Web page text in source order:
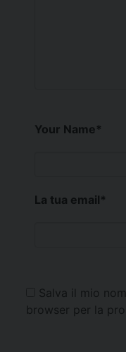
Your Name*
La tua email*
Salva il mio
browser per la